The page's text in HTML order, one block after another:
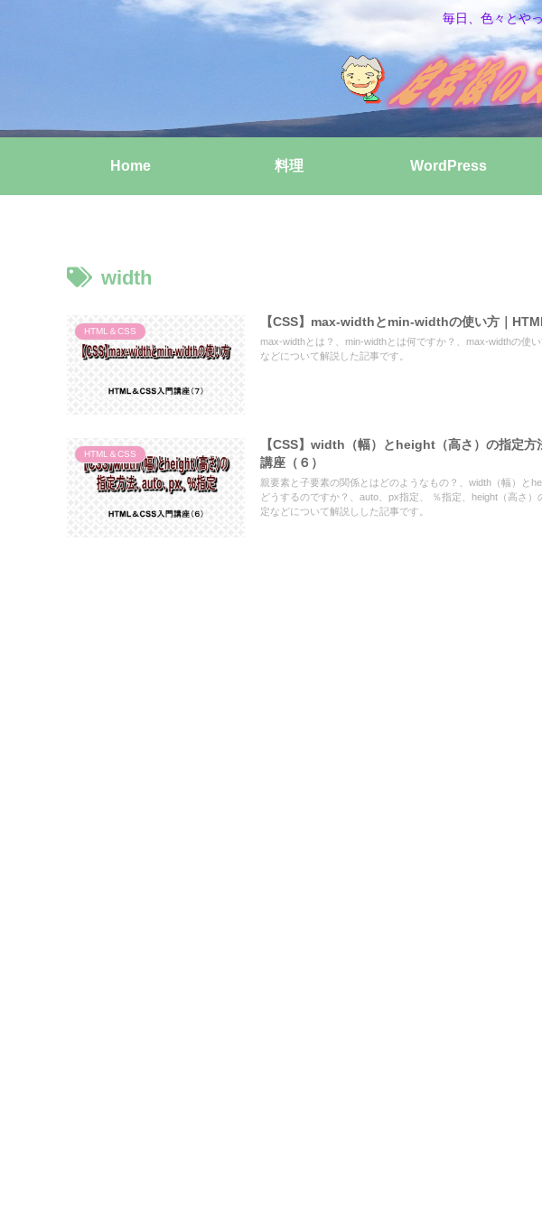
毎日、色々とや
Home 料理 WordPress
width
HTML＆CSS
【CSS】max-widthとmin-widthの使い方｜
max-widthとは？、min-widthとは何ですか？、max-widthの使
などについて解説した記事です。
HTML＆CSS
【CSS】width（幅）とheight（高さ）の指定
講座（６）
親要素と子要素の関係とはどのようなもの？、width（幅）と
どうするのですか？、auto、px指定、 ％指定、height（高さ
定などについて解説しした記事です。